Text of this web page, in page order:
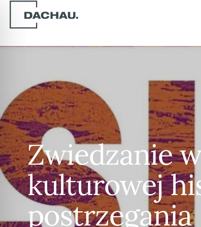
Zwiedzanie
kulturowej
postrzegania